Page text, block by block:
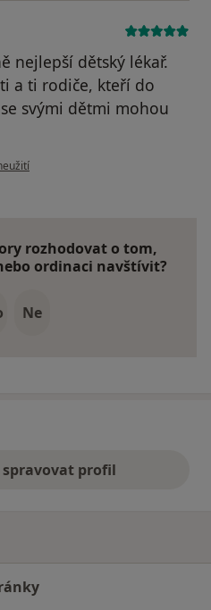
nejlepší dětský lékař.
a ti rodiče, kteří do
svými dětmi mohou
uživatele B
rozhodovat o tom,
ordinaci navštívit?
Ne
profil